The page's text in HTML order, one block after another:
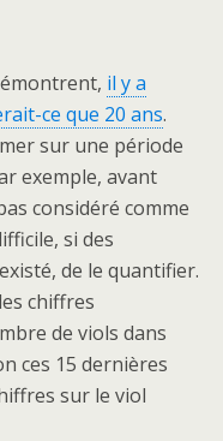
il y a
ce que 20 ans.
sur une période
exemple, avant
considéré comme
si des
de le quantifier.
chiffres
de viols dans
ces 15 dernières
sur le viol